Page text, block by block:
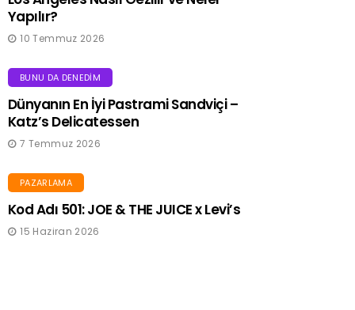
Yapılır?
10 Temmuz 2026
BUNU DA DENEDIM
Dünyanın En İyi Pastrami Sandviçi –
Katz’s Delicatessen
7 Temmuz 2026
PAZARLAMA
Kod Adı 501: JOE & THE JUICE x Levi’s
15 Haziran 2026